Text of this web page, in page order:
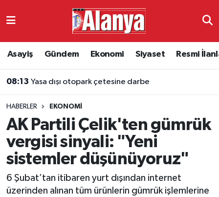
Asayiş Gündem Ekonomi Siyaset Resmi
08:13 Yasa dışı otopark çetesine darbe
HABERLER EKONOMI
AK Partili Çelik'ten gümrük
vergisi sinyali: "Yeni
sistemler düşünüyoruz"
6 Şubat’tan itibaren yurt dışından internet
üzerinden alınan tüm ürünlerin gümrük işlemlerine
Ekonomi
Resmi İlanlar
Alanyaspor
Turizm
Antalya Namaz Vakitleri
Süper Lig Puan Durumu ve Fikstür
Tüm Manşetler
Son Dakika Haberleri